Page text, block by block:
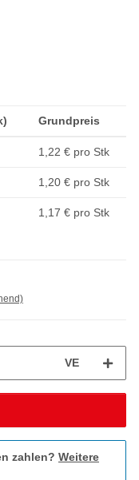
Grundpreis
1,22 € pro Stk
1,20 € pro Stk
1,17 € pro Stk
VE
zahlen? Weitere